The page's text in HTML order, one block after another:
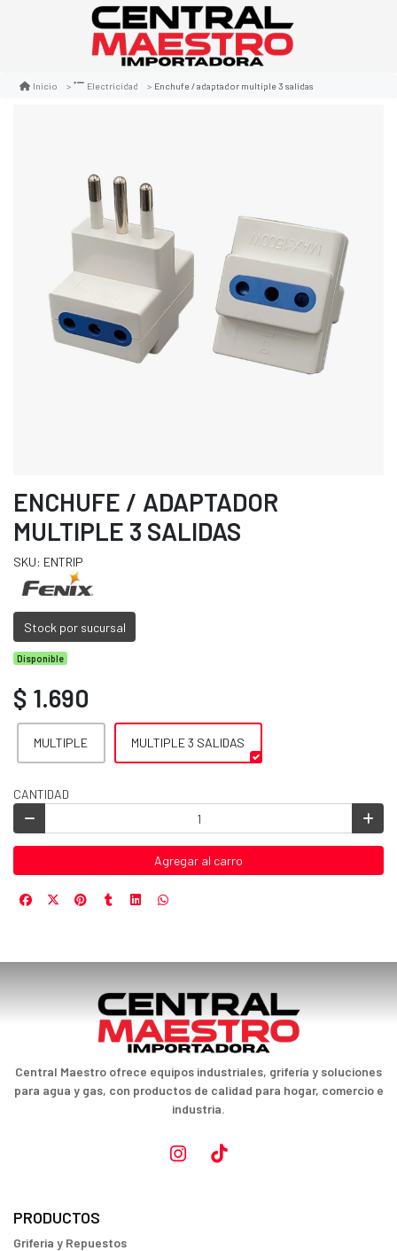
Inicio Electricidad Enchufe / adaptador multiple 3 salidas
ENCHUFE / ADAPTADOR
MULTIPLE 3 SALIDAS
SKU: ENTRIP
Stock por sucursal
Disponible
$ 1.690
MULTIPLE MULTIPLE 3 SALIDAS
CANTIDAD
Agregar al carro
Central Maestro ofrece equipos industriales, grifería y soluciones
para agua y gas, con productos de calidad para hogar, comercio e
industria.
PRODUCTOS
Griferia y Repuestos